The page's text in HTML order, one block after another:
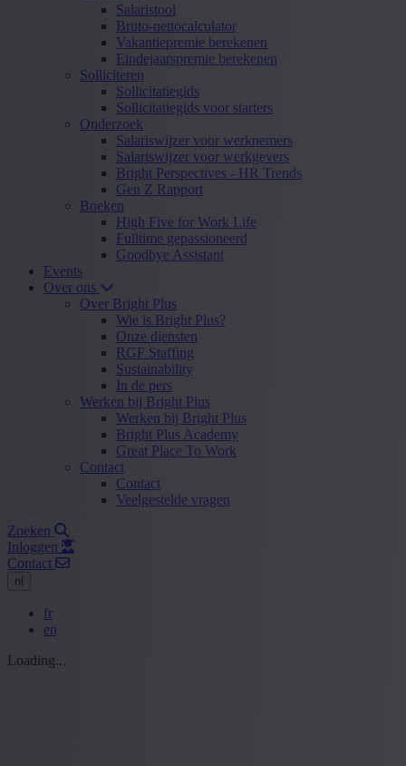
Salaristool
Bruto-nettocalculator
Vakantiepremie berekenen
Eindejaarspremie berekenen
Solliciteren
Sollicitatiegids
Sollicitatiegids voor starters
Onderzoek
Salariswijzer voor werknemers
Salariswijzer voor werkgevers
Bright Perspectives - HR Trends
Gen Z Rapport
Boeken
High Five for Work Life
Fulltime gepassioneerd
Goodbye Assistant
Events
Over ons
Over Bright Plus
Wie is Bright Plus?
Onze diensten
RGF Staffing
Sustainability
In de pers
Werken bij Bright Plus
Werken bij Bright Plus
Bright Plus Academy
Great Place To Work
Contact
Contact
Veelgestelde vragen
Zoeken
Inloggen
Contact
nl
fr
en
Loading...